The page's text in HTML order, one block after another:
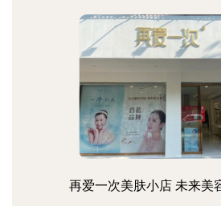
再爱一次美肤小店 未来美